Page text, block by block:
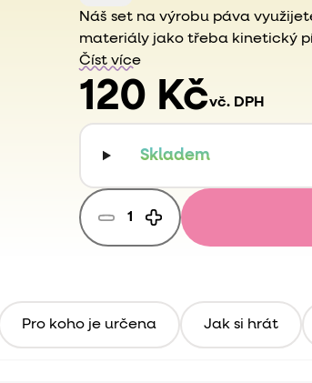
Náš set na výrobu páva
materiály jako třeba kinetický
krásný paví ocas z našeho setu
Číst více
120 Kčvč. DPH
Skladem
Pro koho je určena Jak si hrát